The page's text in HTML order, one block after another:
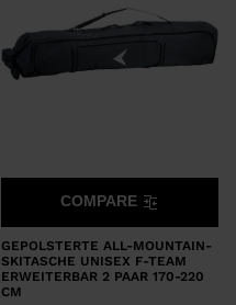
GEPOLSTERTE ALL-MOUNTAIN-
SKITASCHE UNISEX F-TEAM
ERWEITERBAR 2 PAAR 170-220
CM
COMPARE